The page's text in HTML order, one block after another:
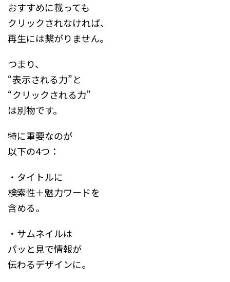
おすすめに載っても
クリックされなければ、
再生には繋がりません。
つまり、
“表示される力”と
“クリックされる力”
は別物です。
特に重要なのが
以下の4つ：
・タイトルに
検索性＋魅力ワードを
含める。
・サムネイルは
パッと見で情報が
伝わるデザインに。